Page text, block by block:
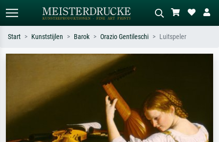
Standaard zoeken AI-beeldzoeker
Zoek op kunstenaar, titel of stijl – bijv.
Monet, Sterrennacht, impressionisme,
Hokusai-golf, naakt.
Beschrijf de scène – bijv. groene
olieverfschilderij, staand naakt naast
een boom.
Start Kunststijlen Barok Orazio Gentileschi Luitspeler